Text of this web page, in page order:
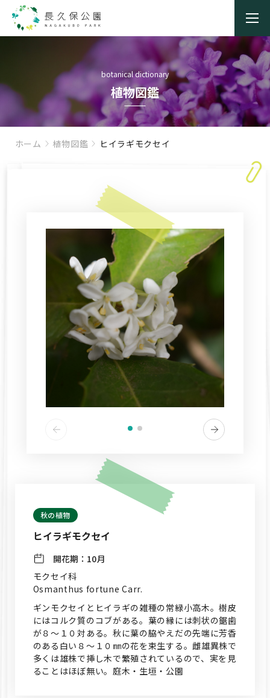
botanical dictionary
植物図鑑
ホーム 植物図鑑 ヒイラギモクセイ
秋の植物
ヒイラギモクセイ
開花期： 10月
モクセイ科
Osmanthus fortune Carr.
ギンモクセイとヒイラギの雑種の常緑小高木。樹皮
にはコルク質のコブがある。葉の縁には刺状の鋸歯
が８～１０対ある。秋に葉の脇やえだの先端に芳香
のある白い８～１０㎜の花を束生する。雌雄異株で
多くは雄株で挿し木で繁殖されているので、実を見
ることはほぼ無い。庭木・生垣・公園